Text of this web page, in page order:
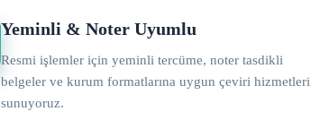
Yeminli & Noter Uyumlu
Resmi işlemler için yeminli tercüme, noter tasdikli
belgeler ve kurum formatlarına uygun çeviri hizmetleri
sunuyoruz.